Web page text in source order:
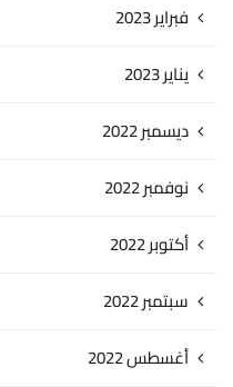
فبراير 2023
يناير 2023
ديسمبر 2022
نوفمبر 2022
أكتوبر 2022
سبتمبر 2022
أغسطس 2022